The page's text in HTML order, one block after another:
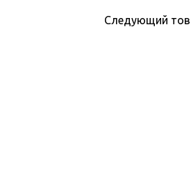
Следующий